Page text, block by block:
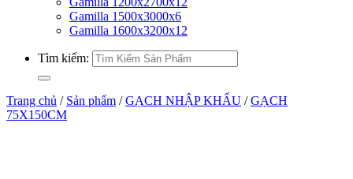
Gamilla 1500x3000x6
Gamilla 1600x3200x12
Tìm kiếm:
Trang chủ / Sản phẩm / GẠCH NHẬP KHẨU / GẠCH
75X150CM